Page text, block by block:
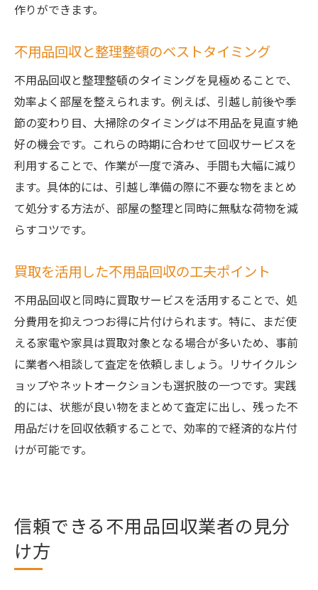
作りができます。
不用品回収と整理整頓のベストタイミング
不用品回収と整理整頓のタイミングを見極めることで、
効率よく部屋を整えられます。例えば、引越し前後や季
節の変わり目、大掃除のタイミングは不用品を見直す絶
好の機会です。これらの時期に合わせて回収サービスを
利用することで、作業が一度で済み、手間も大幅に減り
ます。具体的には、引越し準備の際に不要な物をまとめ
て処分する方法が、部屋の整理と同時に無駄な荷物を減
らすコツです。
買取を活用した不用品回収の工夫ポイント
不用品回収と同時に買取サービスを活用することで、処
分費用を抑えつつお得に片付けられます。特に、まだ使
える家電や家具は買取対象となる場合が多いため、事前
に業者へ相談して査定を依頼しましょう。リサイクルシ
ョップやネットオークションも選択肢の一つです。実践
的には、状態が良い物をまとめて査定に出し、残った不
用品だけを回収依頼することで、効率的で経済的な片付
けが可能です。
信頼できる不用品回収業者の見分
け方